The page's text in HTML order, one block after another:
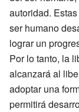
autoridad.
ser humano
lograr un
Por lo tanto, la
alcanzará al
adoptar una
permitirá